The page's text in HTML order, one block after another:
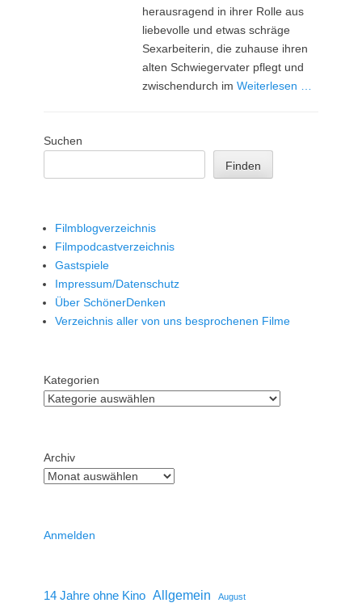
herausragend in ihrer Rolle aus
liebevolle und etwas schräge
Sexarbeiterin, die zuhause ihren
alten Schwiegervater pflegt und
zwischendurch imWeiterlesen …
Suchen
Finden
Filmblogverzeichnis
Filmpodcastverzeichnis
Gastspiele
Impressum/Datenschutz
Über SchönerDenken
Verzeichnis aller von uns besprochenen Filme
Kategorien
Archiv
Anmelden
14 Jahre ohne Kino Allgemein August